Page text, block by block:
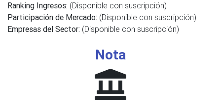
Ranking Ingresos: (Disponible con suscripción)
Participación de Mercado: (Disponible con suscripción)
Empresas del Sector: (Disponible con suscripción)
Nota